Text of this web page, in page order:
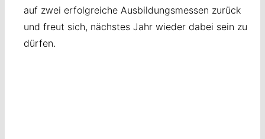
auf zwei erfolgreiche Ausbildungsmessen zurück
und freut sich, nächstes Jahr wieder dabei sein zu
dürfen.